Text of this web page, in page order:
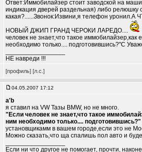
Ответ:Иммобилайзер стоит заводской на
индикация дверей раздельная) либо релюшку
какая?......Звонок:Извини,я телефон
НОВЫЙ ДЖИП ГРАНД ЧЕРОКИ ЛАРЕДО....
человек не знает,что такое
необходимо только.... подготовившись?"С
НЕ навреди !!!
[профиль] [л.с.]
04.05.2007 17:12
a'b
я ставил на VW Тазы BMW, но не много.
"Если человек не знает,что такое
ним необходимо только.... подготовившись?"
установщикамм в вашем городе,если это не
Можно сказать,что ща спалишь пол авто и
Если ни что другое не помогает, прочти,